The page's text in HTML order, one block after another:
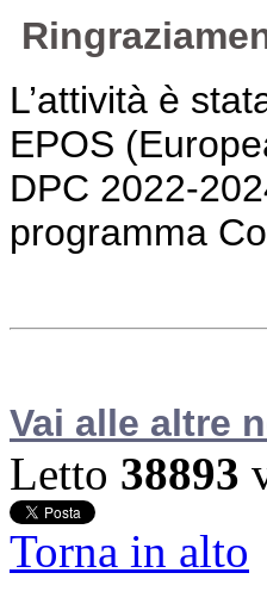
L’attività è
EPOS
DPC 2022-
programma
Vai alle altre
Letto 38893
Torna in alto